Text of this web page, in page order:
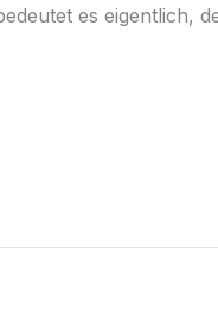
es eigentlich,